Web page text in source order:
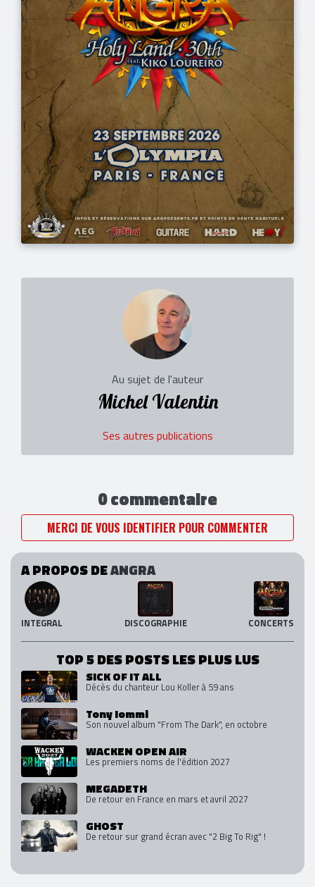
Au sujet de l'auteur
Michel Valentin
Ses autres publications
0 commentaire
MERCI DE VOUS IDENTIFIER POUR COMMENTER
A PROPOS DEANGRA
INTEGRAL DISCOGRAPHIE CONCERTS
TOP 5 DES POSTS LES PLUS LUS
SICK OF IT ALL
Décès du chanteur Lou Koller à 59 ans
Tony Iommi
Son nouvel album "From The Dark", en octobre
WACKEN OPEN AIR
Les premiers noms de l'édition 2027
MEGADETH
De retour en France en mars et avril 2027
GHOST
De retour sur grand écran avec "2 Big To Rig" !